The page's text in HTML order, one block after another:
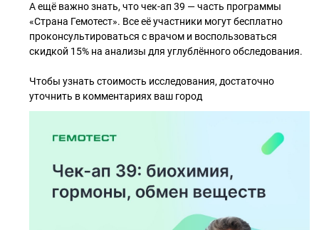
А ещё важно знать, что чек-ап 39 — часть программы
«Страна Гемотест». Все её участники могут бесплатно
проконсультироваться с врачом и воспользоваться
скидкой 15% на анализы для углублённого обследования.
Чтобы узнать стоимость исследования, достаточно
уточнить в комментариях ваш город